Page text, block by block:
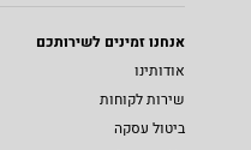
אנחנו זמינים לשירותכם
אודותינו
שירות לקוחות
ביטול עסקה